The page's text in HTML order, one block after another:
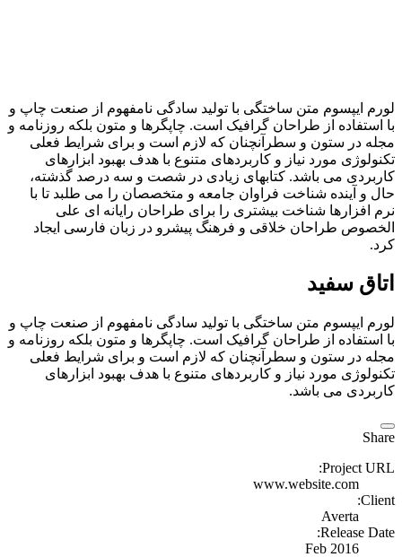
لورم ایپسوم متن ساختگی با تولید سادگی نامفهوم از صنعت چاپ و
با استفاده از طراحان گرافیک است. چاپگرها و متون بلکه روزنامه و
مجله در ستون و سطرآنچنان که لازم است و برای شرایط فعلی
تکنولوژی مورد نیاز و کاربردهای متنوع با هدف بهبود ابزارهای
کاربردی می باشد. کتابهای زیادی در شصت و سه درصد گذشته،
حال و آینده شناخت فراوان جامعه و متخصصان را می طلبد تا با
نرم افزارها شناخت بیشتری را برای طراحان رایانه ای علی
الخصوص طراحان خلاقی و فرهنگ پیشرو در زبان فارسی ایجاد
کرد.
اتاق سفید
لورم ایپسوم متن ساختگی با تولید سادگی نامفهوم از صنعت چاپ و
با استفاده از طراحان گرافیک است. چاپگرها و متون بلکه روزنامه و
مجله در ستون و سطرآنچنان که لازم است و برای شرایط فعلی
تکنولوژی مورد نیاز و کاربردهای متنوع با هدف بهبود ابزارهای
کاربردی می باشد.
Share
Project URL:
www.website.com
Client:
Averta
Release Date:
Feb 2016